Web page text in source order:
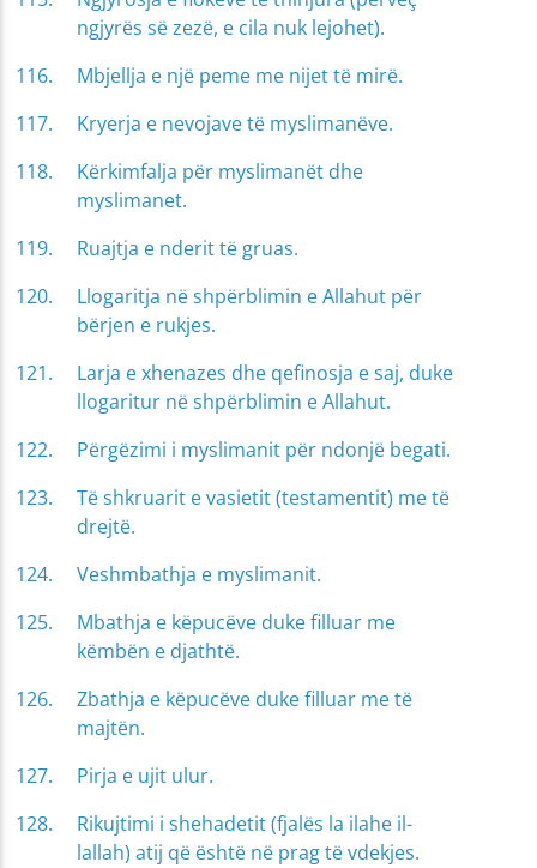
ngjyrës së zezë, e cila nuk lejohet).
Mbjellja e një peme me nijet të mirë.
Kryerja e nevojave të myslimanëve.
Kërkimfalja për myslimanët dhe
myslimanet.
Ruajtja e nderit të gruas.
Llogaritja në shpërblimin e Allahut për
bërjen e rukjes.
Larja e xhenazes dhe qefinosja e saj, duke
llogaritur në shpërblimin e Allahut.
Përgëzimi i myslimanit për ndonjë begati.
Të shkruarit e vasietit (testamentit) me të
drejtë.
Veshmbathja e myslimanit.
Mbathja e këpucëve duke filluar me
këmbën e djathtë.
Zbathja e këpucëve duke filluar me të
majtën.
Pirja e ujit ulur.
Rikujtimi i shehadetit (fjalës la ilahe il-
lallah) atij që është në prag të vdekjes.